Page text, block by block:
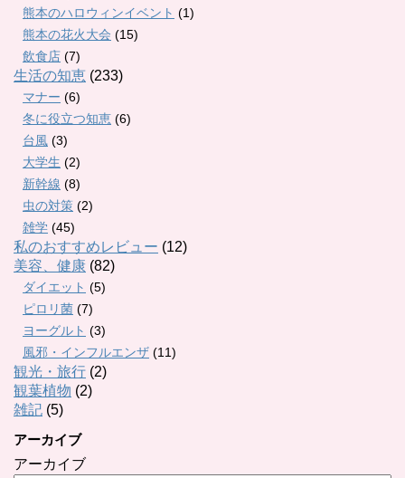
熊本のハロウィンイベント (1)
熊本の花火大会 (15)
飲食店 (7)
生活の知恵 (233)
マナー (6)
冬に役立つ知恵 (6)
台風 (3)
大学生 (2)
新幹線 (8)
虫の対策 (2)
雑学 (45)
私のおすすめレビュー (12)
美容、健康 (82)
ダイエット (5)
ピロリ菌 (7)
ヨーグルト (3)
風邪・インフルエンザ (11)
観光・旅行 (2)
観葉植物 (2)
雑記 (5)
アーカイブ
アーカイブ